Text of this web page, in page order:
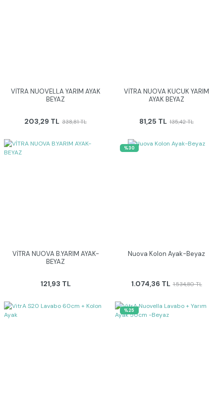
VİTRA NUOVELLA YARIM AYAK
BEYAZ
203,29 TL 338,81 TL
VİTRA NUOVA KUCUK YARIM
AYAK BEYAZ
81,25 TL 135,42 TL
VİTRA NUOVA B.YARIM AYAK-
BEYAZ
121,93 TL
%30
Nuova Kolon Ayak-Beyaz
1.074,36 TL 1.534,80 TL
%25